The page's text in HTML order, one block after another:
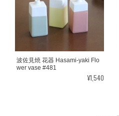
波佐見焼 花器 Hasami-yaki Flo
wer vase #481
¥1,540